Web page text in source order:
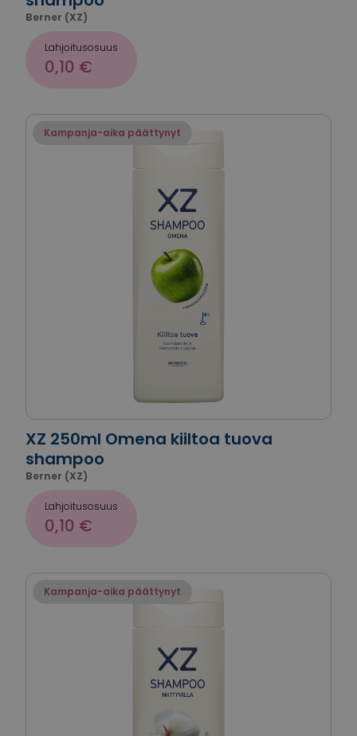
Berner (XZ)
Lahjoitusosuus
0,10 €
Kampanja-aika päättynyt
XZ 250ml Omena kiiltoa tuova
shampoo
Berner (XZ)
Lahjoitusosuus
0,10 €
Kampanja-aika päättynyt